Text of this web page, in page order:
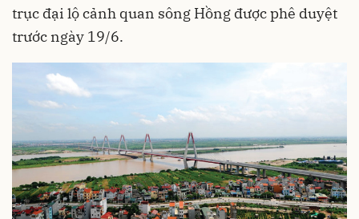
trục đại lộ cảnh quan sông Hồng được phê duyệt
trước ngày 19/6.